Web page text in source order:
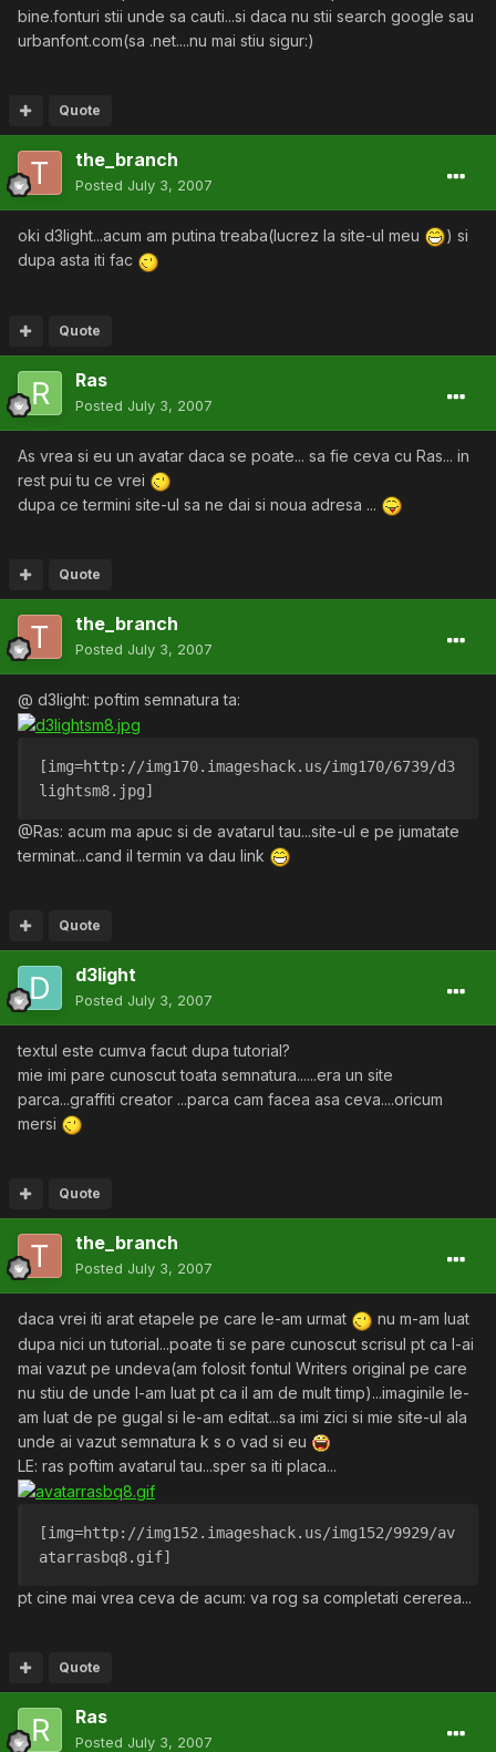
bine.fonturi stii unde sa cauti...si daca nu stii search google sau
urbanfont.com(sa .net....nu mai stiu sigur:)
Quote
the_branch
Posted July 3, 2007
oki d3light...acum am putina treaba(lucrez la site-ul meu
) si
dupa asta iti fac
Quote
Ras
Posted July 3, 2007
As vrea si eu un avatar daca se poate... sa fie ceva cu Ras... in
rest pui tu ce vrei
dupa ce termini site-ul sa ne dai si noua adresa ...
Quote
the_branch
Posted July 3, 2007
@ d3light: poftim semnatura ta:
[img=http://img170.imageshack.us/img170/6739/d3
lightsm8.jpg]
@Ras: acum ma apuc si de avatarul tau...site-ul e pe jumatate
terminat...cand il termin va dau link
Quote
d3light
Posted July 3, 2007
textul este cumva facut dupa tutorial?
mie imi pare cunoscut toata semnatura......era un site
parca...graffiti creator ...parca cam facea asa ceva....oricum
mersi
Quote
the_branch
Posted July 3, 2007
daca vrei iti arat etapele pe care le-am urmat
nu m-am luat
dupa nici un tutorial...poate ti se pare cunoscut scrisul pt ca l-ai
mai vazut pe undeva(am folosit fontul Writers original pe care
nu stiu de unde l-am luat pt ca il am de mult timp)...imaginile le-
am luat de pe gugal si le-am editat...sa imi zici si mie site-ul ala
unde ai vazut semnatura k s o vad si eu
LE: ras poftim avatarul tau...sper sa iti placa...
[img=http://img152.imageshack.us/img152/9929/av
atarrasbq8.gif]
pt cine mai vrea ceva de acum: va rog sa completati cererea...
Quote
Ras
Posted July 3, 2007